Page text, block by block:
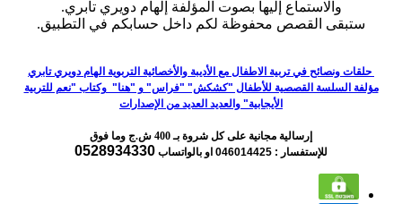
والاستماع إليها بصوت المؤلفة إلهام دويري تابري.
ستبقى القصص محفوظة لكم داخل حسابكم في التطبيق.
حلقات ونصائح في تربية الاطفال مع الأديبة والأخصائية التربوية الهام دويري تابري
مؤلفة السلسة القصصية للأطفال "كشكش" "فراس" و "هنا" وكتاب "نعم للتربية
الأيجابية" والعديد العديد من الإصدارات
إرسالية مجانية على كل شروة بـ 400 ش.ج وما فوق
للإستفسار : 046014425
او بالواتساب 0528934330